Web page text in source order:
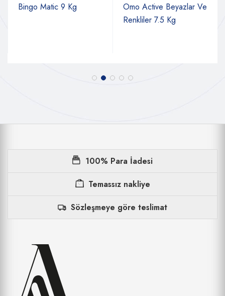
Bingo Matic 9 Kg
Omo Active Beyazlar Ve
Renkliler 7.5 Kg
100% Para İadesi
Temassız nakliye
Sözleşmeye göre teslimat